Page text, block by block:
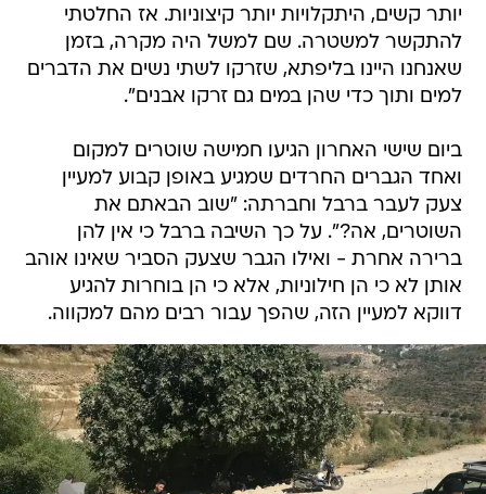
יותר קשים, היתקלויות יותר קיצוניות. אז החלטתי
להתקשר למשטרה. שם למשל היה מקרה, בזמן
שאנחנו היינו בליפתא, שזרקו לשתי נשים את הדברים
למים ותוך כדי שהן במים גם זרקו אבנים".
ביום שישי האחרון הגיעו חמישה שוטרים למקום
ואחד הגברים החרדים שמגיע באופן קבוע למעיין
צעק לעבר ברבל וחברתה: "שוב הבאתם את
השוטרים, אה?". על כך השיבה ברבל כי אין להן
ברירה אחרת - ואילו הגבר שצעק הסביר שאינו אוהב
אותן לא כי הן חילוניות, אלא כי הן בוחרות להגיע
דווקא למעיין הזה, שהפך עבור רבים מהם למקווה.